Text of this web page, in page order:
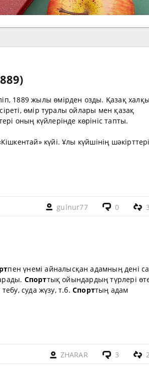
1889 жылы өмірден озды. Қазақ халқы
өмір туралы ойлары мен қазақ
оның күйлерінде көрініс тапты.
күйі. Ұлы күйшінің шәкірттері
gulnur77 0
пен үнемі айналысқан адамның дені
Спорттық ойындардың түрлері
суда жүзу, т.б.Спорттың адам
ZHARAR 3